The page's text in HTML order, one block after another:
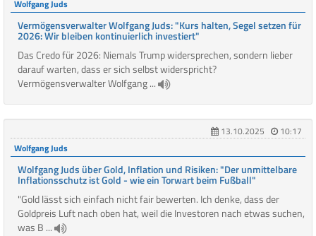
Wolfgang Juds
Vermögensverwalter Wolfgang Juds: "Kurs halten, Segel setzen für
2026: Wir bleiben kontinuierlich investiert"
Das Credo für 2026: Niemals Trump widersprechen, sondern lieber
darauf warten, dass er sich selbst widerspricht?
Vermögensverwalter Wolfgang ...
13.10.2025
10:17
Wolfgang Juds
Wolfgang Juds über Gold, Inflation und Risiken: "Der unmittelbare
Inflationsschutz ist Gold - wie ein Torwart beim Fußball"
"Gold lässt sich einfach nicht fair bewerten. Ich denke, dass der
Goldpreis Luft nach oben hat, weil die Investoren nach etwas suchen,
was B ...